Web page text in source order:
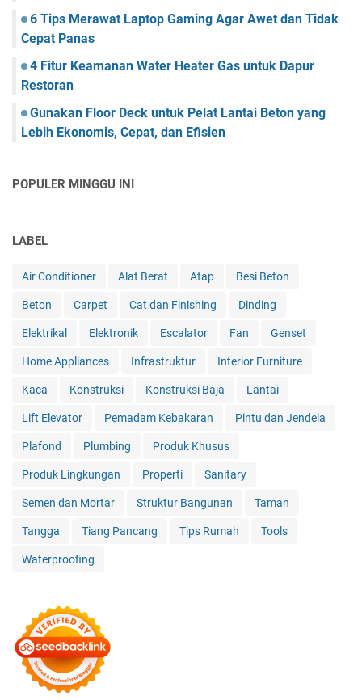
6 Tips Merawat Laptop Gaming Agar Awet dan Tidak
Cepat Panas
4 Fitur Keamanan Water Heater Gas untuk Dapur
Restoran
Gunakan Floor Deck untuk Pelat Lantai Beton yang
Lebih Ekonomis, Cepat, dan Efisien
POPULER MINGGU INI
LABEL
Air Conditioner Alat Berat Atap Besi Beton
Beton Carpet Cat dan Finishing Dinding
Elektrikal Elektronik Escalator Fan Genset
Home Appliances Infrastruktur Interior Furniture
Kaca Konstruksi Konstruksi Baja Lantai
Lift Elevator Pemadam Kebakaran Pintu dan Jendela
Plafond Plumbing Produk Khusus
Produk Lingkungan Properti Sanitary
Semen dan Mortar Struktur Bangunan Taman
Tangga Tiang Pancang Tips Rumah Tools
Waterproofing